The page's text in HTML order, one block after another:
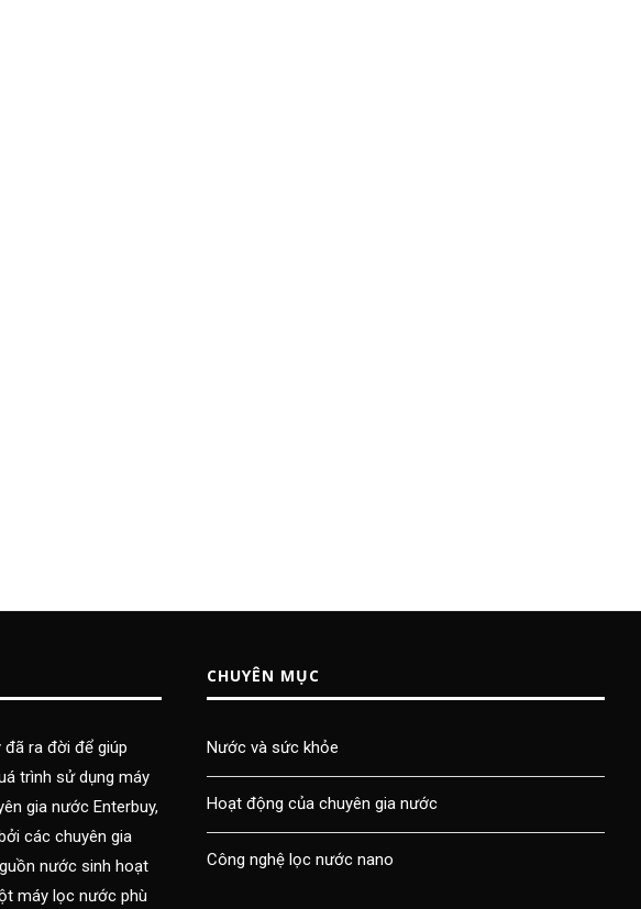
đã ra đời để giúp
trình sử dụng máy
gia nước Enterbuy,
các chuyên gia
nước sinh hoạt
máy lọc nước phù
CHUYÊN MỤC
Nước và sức khỏe
Hoạt động của chuyên gia nước
Công nghệ lọc nước nano